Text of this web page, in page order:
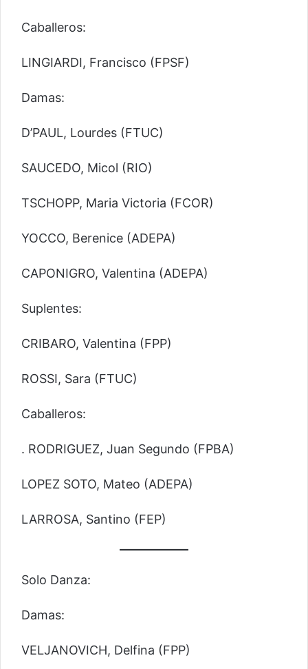
Caballeros:
LINGIARDI, Francisco (FPSF)
Damas:
D’PAUL, Lourdes (FTUC)
SAUCEDO, Micol (RIO)
TSCHOPP, Maria Victoria (FCOR)
YOCCO, Berenice (ADEPA)
CAPONIGRO, Valentina (ADEPA)
Suplentes:
CRIBARO, Valentina (FPP)
ROSSI, Sara (FTUC)
Caballeros:
. RODRIGUEZ, Juan Segundo (FPBA)
LOPEZ SOTO, Mateo (ADEPA)
LARROSA, Santino (FEP)
Solo Danza:
Damas:
VELJANOVICH, Delfina (FPP)